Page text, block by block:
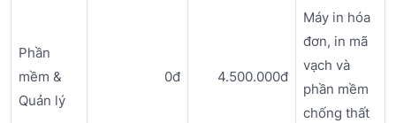
Phần
mềm &
Quản lý
0đ 4.500.000đ
Máy in hóa
đơn, in mã
vạch và
phần mềm
chống thất